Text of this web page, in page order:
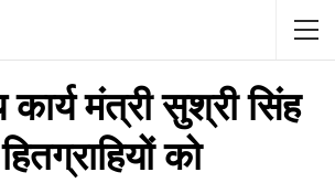
मंत्री सुश्री सिंह
को